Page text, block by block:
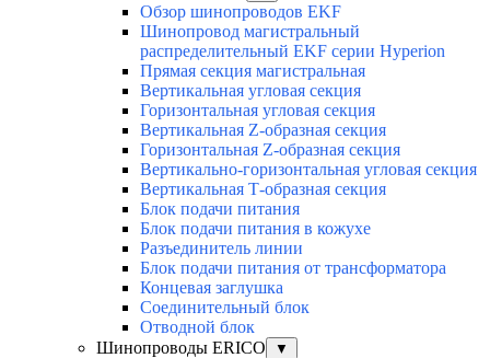
Обзор шинопроводов EKF
Шинопровод магистральный
распределительный EKF серии Hyperion
Прямая секция магистральная
Вертикальная угловая секция
Горизонтальная угловая секция
Вертикальная Z-образная секция
Горизонтальная Z-образная секция
Вертикально-горизонтальная угловая секция
Вертикальная Т-образная секция
Блок подачи питания
Блок подачи питания в кожухе
Разъединитель линии
Блок подачи питания от трансформатора
Концевая заглушка
Соединительный блок
Отводной блок
Шинопроводы ERICO
▼